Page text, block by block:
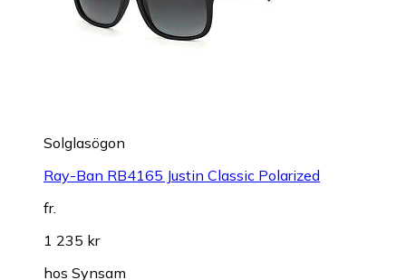
Solglasögon
Ray-Ban RB4165 Justin Classic Polarized
fr.
1 235 kr
hos Synsam